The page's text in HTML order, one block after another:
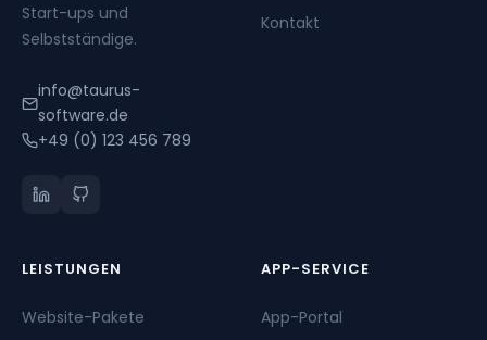
Start-ups und
Selbstständige.
info@taurus-
software.de
+49 (0) 123 456 789
Kontakt
LEISTUNGEN
Website-Pakete
APP-SERVICE
App-Portal